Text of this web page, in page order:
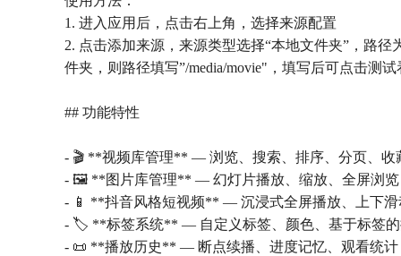
1. 进入应用后，点击右上角，选择来源配置
2. 点击添加来源，来源类型选择“本地文件夹”，路径
件夹，则路径填写”/media/movie"，填写后可点击测
## 功能特性
- 🎬 **视频库管理** — 浏览、搜索、排序、分页、收
- 🖼️ **图片库管理** — 幻灯片播放、缩放、全屏浏览
- 📱 **抖音风格短视频** — 沉浸式全屏播放、上下滑
- 🏷️ **标签系统** — 自定义标签、颜色、基于标签
- 📜 **播放历史** — 断点续播、进度记忆、观看统计